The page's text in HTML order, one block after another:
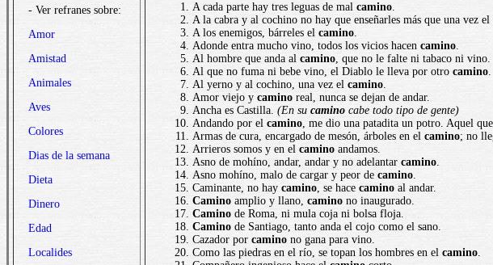
- Ver refranes sobre:
Amor
Amistad
Animales
Aves
Colores
Dias de la semana
Dieta
Dinero
Edad
Localides
A cada parte hay tres leguas de mal camino.
A la cabra y al cochino no hay que enseñarles más que una vez el
A los enemigos, bárreles el camino.
Adonde entra mucho vino, todos los vicios hacen camino.
Al hombre que anda al camino, que no le falte ni tabaco ni vino.
Al que no fuma ni bebe vino, el Diablo le lleva por otro camino.
Al yerno y al cochino, una vez el camino.
Amor viejo y camino real, nunca se dejan de andar.
Ancha es Castilla. (En su camino cabe todo tipo de gente)
Andando por el camino, me dio una patadita un potro. Aquel
Armas de cura, encargado de mesón, árboles en el camino; no
Arrieros somos y en el camino andamos.
Asno de mohíno, andar, andar y no adelantar camino.
Asno mohíno, malo de cargar y peor de camino.
Caminante, no hay camino, se hace camino al andar.
Camino amplio y llano, camino no inaugurado.
Camino de Roma, ni mula coja ni bolsa floja.
Camino de Santiago, tanto anda el cojo como el sano.
Cazador por camino no gana para vino.
Como las piedras en el río, se topan los hombres en el camino.